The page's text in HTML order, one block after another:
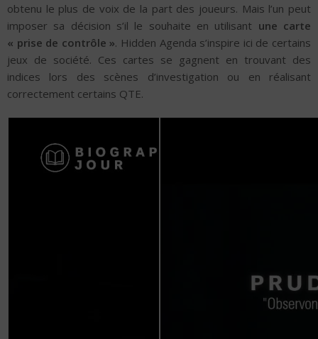
obtenu le plus de voix de la part des joueurs. Mais l’un peut
imposer sa décision s’il le souhaite en utilisant une carte
« prise de contrôle ». Hidden Agenda s’inspire ici de certains
jeux de société. Ces cartes se gagnent en trouvant des
indices lors des scènes d’investigation ou en réalisant
correctement certains QTE.